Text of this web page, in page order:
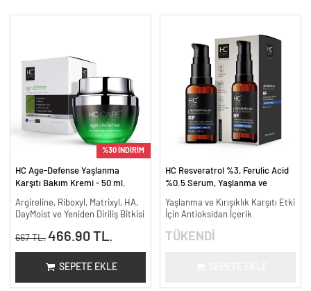
%30 İNDİRİM
HC Age-Defense Yaşlanma
Karşıtı Bakım Kremi - 50 ml.
Argireline, Riboxyl, Matrixyl, HA,
DayMoist ve Yeniden Diriliş Bitkisi
667 TL. 466.90 TL.
SEPETE EKLE
HC Resveratrol %3, Ferulic Acid
%0.5 Serum, Yaşlanma ve
Yaşlanma ve Kırışıklık Karşıtı Etki
İçin Antioksidan İçerik
TÜKENDİ